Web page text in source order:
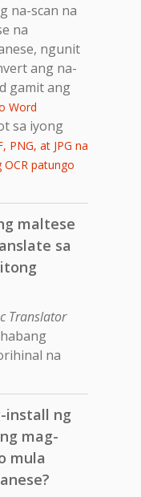
na-scan na
na
ngunit
ang na-
gamit ang
Word
sa iyong
PNG, at JPG na
patungo
maltese
sa
Translator
na
install ng
mag-
mula